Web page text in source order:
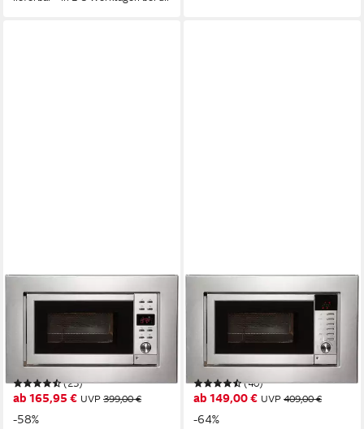
AMICA
Einbau-Mikrowelle EMW
13185 E, Grill, Mikrowelle, 20
l, Viel Komfort für schnelles
und unkompliziertes Kochen
im Alltag (23)
ab 165,95 € UVP 399,00 €
-58%
AMICA
Einbau-Mikrowelle EMW
13184 E, Grill, Mikrowelle, 20
l, Viel Komfort für schnelles
und unkompliziertes Kochen
im Alltag (40)
ab 149,00 € UVP 409,00 €
-64%